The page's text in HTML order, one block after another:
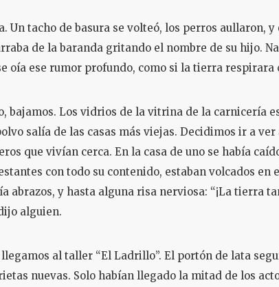
Un tacho de basura se volteó, los perros aullaron, y
de la baranda gritando el nombre de su hijo.
oía ese rumor profundo, como si la tierra respirara
bajamos. Los vidrios de la vitrina de la carnicería
salía de las casas más viejas. Decidimos ir a ver
que vivían cerca. En la casa de uno se había
con todo su contenido, estaban volcados en
abrazos, y hasta alguna risa nerviosa: “¡La tierra
alguien.
al taller “El Ladrillo”. El portón de lata
nuevas. Solo habían llegado la mitad de los